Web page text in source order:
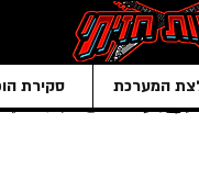
המערכת סקירת